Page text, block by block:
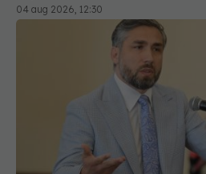
04 aug 2026, 12:30